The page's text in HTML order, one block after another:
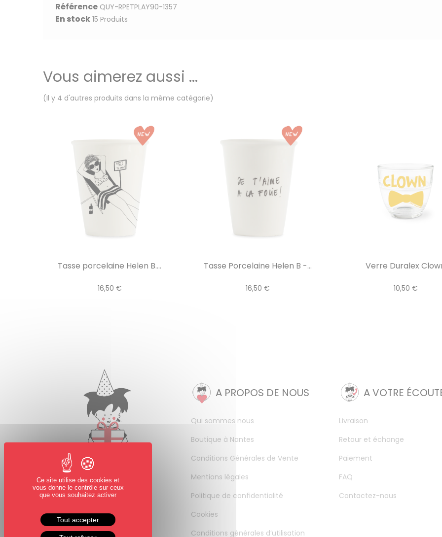
Référence QUY-RPETPLAY90-1357
En stock 15 Produits
Vous aimerez aussi ...
(Il y 4 d'autres produits dans la même catégorie)
Tasse porcelaine Helen B....
16,50 €
Tasse Porcelaine Helen B -...
16,50 €
Verre Duralex
10,50 €
A PROPOS DE NOUS
Qui sommes nous
Boutique à Nantes
Conditions Générales de Vente
Mentions légales
Politique de confidentialité
Cookies
Conditions générales d’utilisation
A VOTRE
Livraison
Retour et échange
Paiement
FAQ
Contactez-nous
Ce site utilise des cookies et
vous donne le contrôle sur ceux
que vous souhaitez activer
Tout accepter